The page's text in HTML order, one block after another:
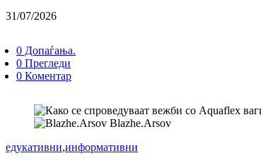
31/07/2026
0 Допаѓања.
0 Прегледи
0 Коментар
Blazhe.Arsov
едукативни,информативни